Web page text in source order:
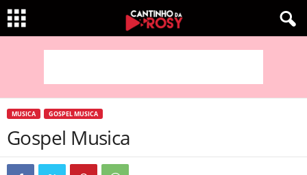
MUSICA GOSPEL MUSICA
Gospel Musica